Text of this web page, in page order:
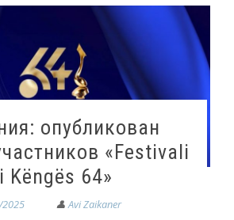
опубликован
«Festivali
i Këngës 64»
2025